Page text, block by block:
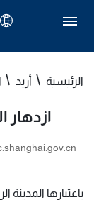
الرئيسية أريد
ازدهار
باعتبارها المدينة